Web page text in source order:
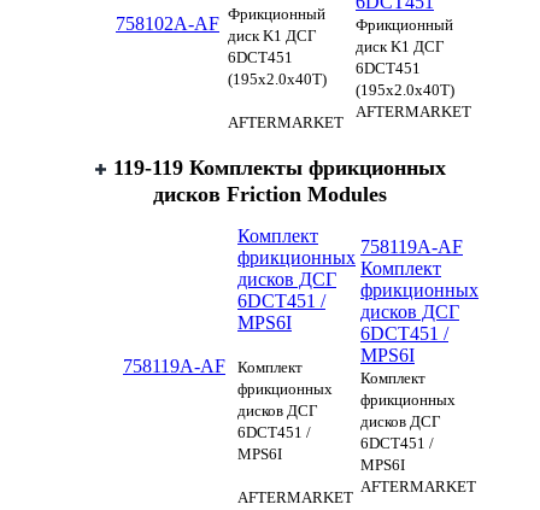
758102A-AF Фрикционный
диск K1 ДСГ
6DCT451
(195x2.0x40T)
AFTERMARKET
Фрикционный
диск K1 ДСГ
6DCT451
(195x2.0x40T)
AFTERMARKET
119-119 Комплекты фрикционных
дисков Friction Modules
758119A-AF
Комплект
фрикционных
дисков ДСГ
6DCT451 /
MPS6I
Комплект
фрикционных
дисков ДСГ
6DCT451 /
MPS6I
AFTERMARKET
758119A-AF
Комплект
фрикционных
дисков ДСГ
6DCT451 /
MPS6I
Комплект
фрикционных
дисков ДСГ
6DCT451 /
MPS6I
AFTERMARKET